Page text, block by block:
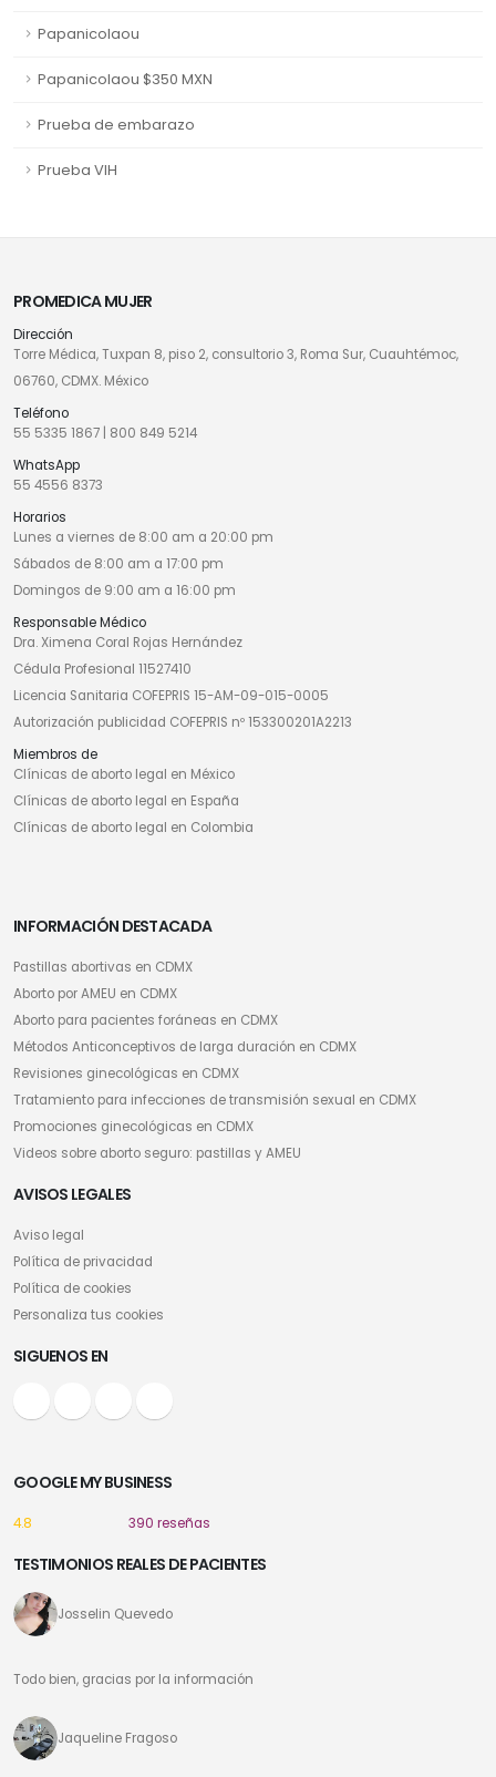
Papanicolaou
Papanicolaou $350 MXN
Prueba de embarazo
Prueba VIH
PROMEDICA MUJER
Dirección
Torre Médica, Tuxpan 8, piso 2, consultorio 3, Roma Sur, Cuauhtémoc,
06760, CDMX. México
Teléfono
55 5335 1867
800 849 5214
WhatsApp
55 4556 8373
Horarios
Lunes a viernes de 8:00 am a 20:00 pm
Sábados de 8:00 am a 17:00 pm
Domingos de 9:00 am a 16:00 pm
Responsable Médico
Dra. Ximena Coral Rojas Hernández
Cédula Profesional 11527410
Licencia Sanitaria COFEPRIS 15-AM-09-015-0005
Autorización publicidad COFEPRIS nº 153300201A2213
Miembros de
Clínicas de aborto legal en México
Clínicas de aborto legal en España
Clínicas de aborto legal en Colombia
INFORMACIÓN DESTACADA
Pastillas abortivas en CDMX
Aborto por AMEU en CDMX
Aborto para pacientes foráneas en CDMX
Métodos Anticonceptivos de larga duración en CDMX
Revisiones ginecológicas en CDMX
Tratamiento para infecciones de transmisión sexual en CDMX
Promociones ginecológicas en CDMX
Videos sobre aborto seguro: pastillas y AMEU
AVISOS LEGALES
Aviso legal
Política de privacidad
Política de cookies
Personaliza tus cookies
SIGUENOS EN
GOOGLE MY BUSINESS
4.8 390 reseñas
TESTIMONIOS REALES DE PACIENTES
Josselin Quevedo
Todo bien, gracias por la información
Jaqueline Fragoso